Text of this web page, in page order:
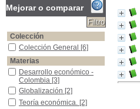
Mejorar o comparar
Colección
Colección General
Colección General [6]
Materias
Desarrollo económico -Colombia
Desarrollo económico -
Colombia [3]
Globalización
Globalización [2]
Teoría económica.
Teoría económica. [2]